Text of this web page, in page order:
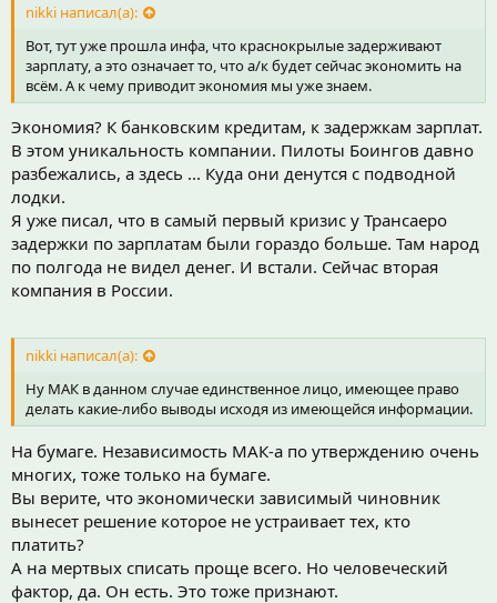
nikki написал(а):
Вот, тут уже прошла инфа, что краснокрылые задерживают
зарплату, а это означает то, что а/к будет сейчас экономить на
всём. А к чему приводит экономия мы уже знаем.
Экономия? К банковским кредитам, к задержкам зарплат.
В этом уникальность компании. Пилоты Боингов давно
разбежались, а здесь ... Куда они денутся с подводной
лодки.
Я уже писал, что в самый первый кризис у Трансаеро
задержки по зарплатам были гораздо больше. Там народ
по полгода не видел денег. И встали. Сейчас вторая
компания в России.
nikki написал(а):
Ну МАК в данном случае единственное лицо, имеющее право
делать какие-либо выводы исходя из имеющейся информации.
На бумаге. Независимость МАК-а по утверждению очень
многих, тоже только на бумаге.
Вы верите, что экономически зависимый чиновник
вынесет решение которое не устраивает тех, кто
платить?
А на мертвых списать проще всего. Но человеческий
фактор, да. Он есть. Это тоже признают.